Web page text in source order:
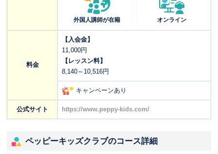
外国人講師が在籍 オンライン
料金
【入会金】
11,000円
【レッスン料】
8,140～10,516円
キャンペーンあり
公式サイト https://www.peppy-kids.com/
ペッピーキッズクラブのコース詳細